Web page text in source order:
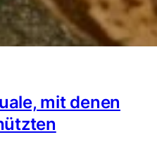
mit denen